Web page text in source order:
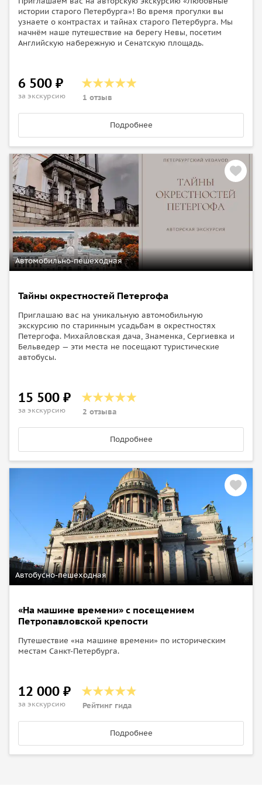
истории старого Петербурга»! Во время прогулки вы
узнаете о контрастах и тайнах старого Петербурга. Мы
начнём наше путешествие на берегу Невы, посетим
Английскую набережную и Сенатскую площадь.
6 500 ₽
за экскурсию 1 отзыв
Подробнее
Автомобильно-пешеходная
Тайны окрестностей Петергофа
Приглашаю вас на уникальную автомобильную
экскурсию по старинным усадьбам в окрестностях
Петергофа. Михайловская дача, Знаменка, Сергиевка и
Бельведер — эти места не посещают туристические
автобусы.
15 500 ₽
за экскурсию 2 отзыва
Подробнее
Автобусно-пешеходная
«На машине времени» с посещением
Петропавловской крепости
Путешествие «на машине времени» по историческим
местам Санкт-Петербурга.
12 000 ₽
за экскурсию Рейтинг гида
Подробнее